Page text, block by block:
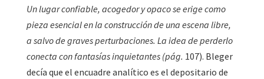
Un lugar confiable, acogedor y opaco se erige como
pieza esencial en la construcción de una escena libre,
a salvo de graves perturbaciones. La idea de perderlo
conecta con fantasías inquietantes (pág. 107). Bleger
decía que el encuadre analítico es el depositario de